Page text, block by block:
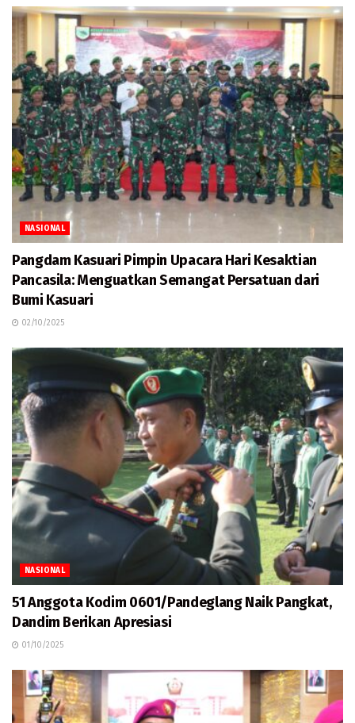
NASIONAL
Pangdam Kasuari Pimpin Upacara Hari Kesaktian
Pancasila: Menguatkan Semangat Persatuan dari
Bumi Kasuari
02/10/2025
NASIONAL
51 Anggota Kodim 0601/Pandeglang Naik Pangkat,
Dandim Berikan Apresiasi
01/10/2025